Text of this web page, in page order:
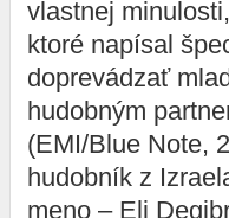
vlastnej
ktoré napísal
doprevádzať
hudobným
(EMI/Blue Note,
hudobník z
meno – Eli